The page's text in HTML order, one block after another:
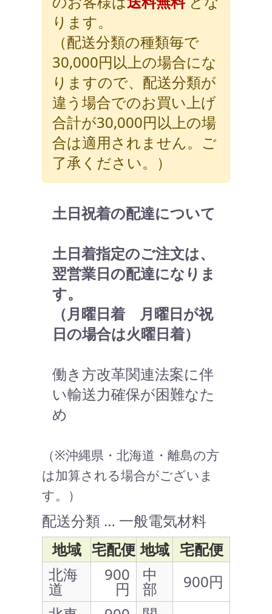
ります。
（配送分類の種類毎で
30,000円以上の場合にな
りますので、配送分類が
違う場合でのお買い上げ
合計が30,000円以上の場
合は適用されません。ご
了承ください。）
土日祝着の配達について
土日着指定のご注文は、
翌営業日の配達になりま
す。
（月曜日着 月曜日が祝
日の場合は火曜日着）
働き方改革関連法案に伴
い輸送力確保が困難なた
め
（※沖縄県・北海道・離島の方
は加算される場合がございま
す。）
配送分類 … 一般電気材料
地域 宅配便 地域 宅配便
北海
道
900
円
中
部
900円